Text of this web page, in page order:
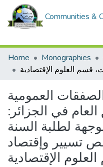
Communities &
Home
Monographies
العمومية
في الجزائر:
لطلبة السنة
تسيير وإقتصاد
الإقتصادية